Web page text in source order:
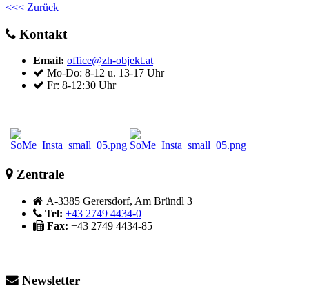
<<< Zurück
Kontakt
Email: office@zh-objekt.at
Mo-Do: 8-12 u. 13-17 Uhr
Fr: 8-12:30 Uhr
Zentrale
A-3385 Gerersdorf, Am Bründl 3
Tel: +43 2749 4434-0
Fax: +43 2749 4434-85
Newsletter